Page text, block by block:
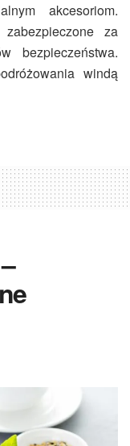
akcesoriom.
za
bezpieczeństwa.
windą